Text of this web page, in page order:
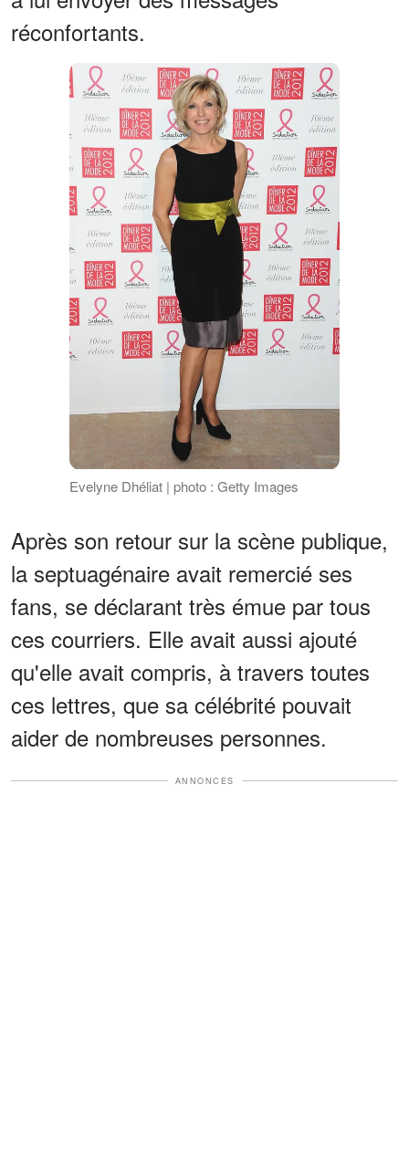
réconfortants.
Evelyne Dhéliat | photo : Getty Images
Après son retour sur la scène publique,
la septuagénaire avait remercié ses
fans, se déclarant très émue par tous
ces courriers. Elle avait aussi ajouté
qu'elle avait compris, à travers toutes
ces lettres, que sa célébrité pouvait
aider de nombreuses personnes.
ANNONCES